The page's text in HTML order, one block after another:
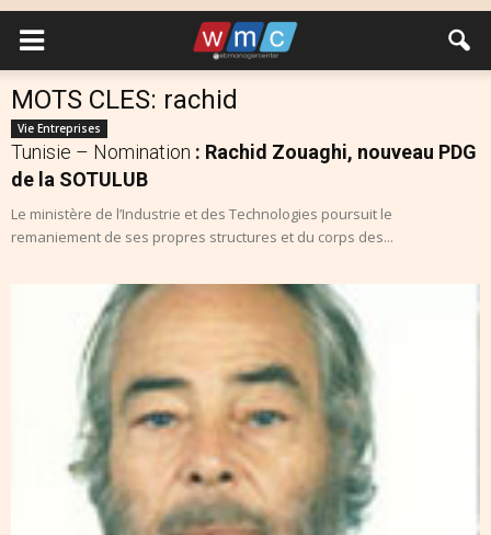
MOTS CLES: rachid
Vie Entreprises
Tunisie – Nomination : Rachid Zouaghi, nouveau PDG
de la SOTULUB
Le ministère de l’Industrie et des Technologies poursuit le
remaniement de ses propres structures et du corps des...